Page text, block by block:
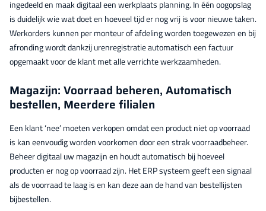
ingedeeld en maak digitaal een werkplaats planning. In één oogopslag
is duidelijk wie wat doet en hoeveel tijd er nog vrij is voor nieuwe taken.
Werkorders kunnen per monteur of afdeling worden toegewezen en bij
afronding wordt dankzij urenregistratie automatisch een factuur
opgemaakt voor de klant met alle verrichte werkzaamheden.
Magazijn: Voorraad beheren, Automatisch
bestellen, Meerdere filialen
Een klant ‘nee’ moeten verkopen omdat een product niet op voorraad
is kan eenvoudig worden voorkomen door een strak voorraadbeheer.
Beheer digitaal uw magazijn en houdt automatisch bij hoeveel
producten er nog op voorraad zijn. Het ERP systeem geeft een signaal
als de voorraad te laag is en kan deze aan de hand van bestellijsten
bijbestellen.